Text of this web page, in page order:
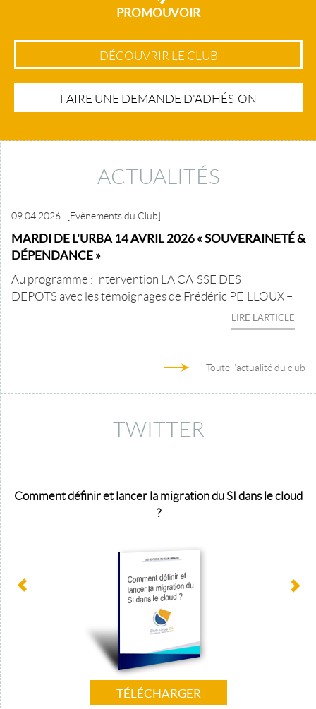
PROMOUVOIR
DÉCOUVRIR LE CLUB
FAIRE UNE DEMANDE D'ADHÉSION
ACTUALITÉS
09.04.2026 [Evènements du Club]
MARDI DE L'URBA 14 AVRIL 2026 « SOUVERAINETÉ &
DÉPENDANCE »
Au programme : Intervention LA CAISSE DES
DEPOTS avec les témoignages de Frédéric PEILLOUX –
LIRE L'ARTICLE
Toute l'actualité du club
TWITTER
Comment définir et lancer la migration du SI dans le cloud
?
TÉLÉCHARGER